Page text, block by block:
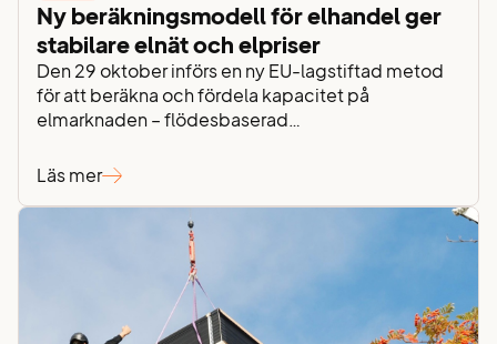
Ny beräkningsmodell för elhandel ger
stabilare elnät och elpriser
Den 29 oktober införs en ny EU-lagstiftad metod
för att beräkna och fördela kapacitet på
elmarknaden – flödesbaserad
därför vill vi förklara vad det är och vilka fördelar
Fram till nu har vi i Norden använt en
beräkningsmetod baserad på hur…
Läs mer